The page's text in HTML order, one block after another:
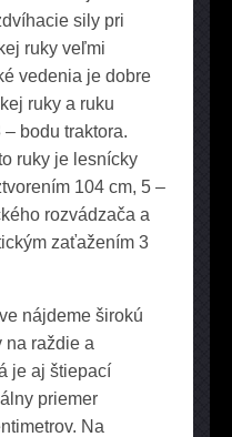
sily pri
ruky veľmi
vedenia je dobre
ruky a ruku
bodu traktora.
ruky je lesnícky
104 cm, 5 –
rozvádzača a
zaťažením 3
nájdeme širokú
na raždie a
je aj štiepací
priemer
Na